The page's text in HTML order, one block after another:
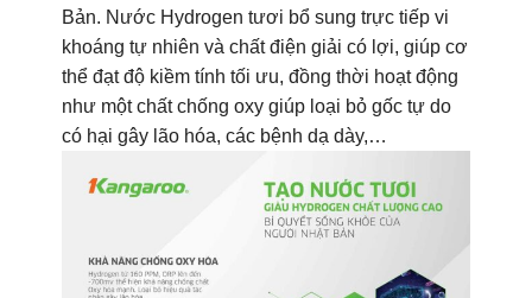
Bản. Nước Hydrogen tươi bổ sung trực tiếp vi
khoáng tự nhiên và chất điện giải có lợi, giúp cơ
thể đạt độ kiềm tính tối ưu, đồng thời hoạt động
như một chất chống oxy giúp loại bỏ gốc tự do
có hại gây lão hóa, các bệnh dạ dày,…